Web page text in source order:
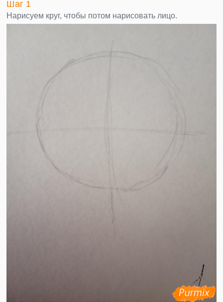
Шаг 1
Нарисуем круг, чтобы потом нарисовать лицо.